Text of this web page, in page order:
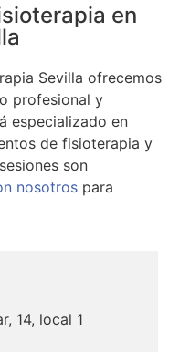
en
Sevilla ofrecemos
profesional y
especializado en
de fisioterapia y
son
nosotrospara
14, local 1